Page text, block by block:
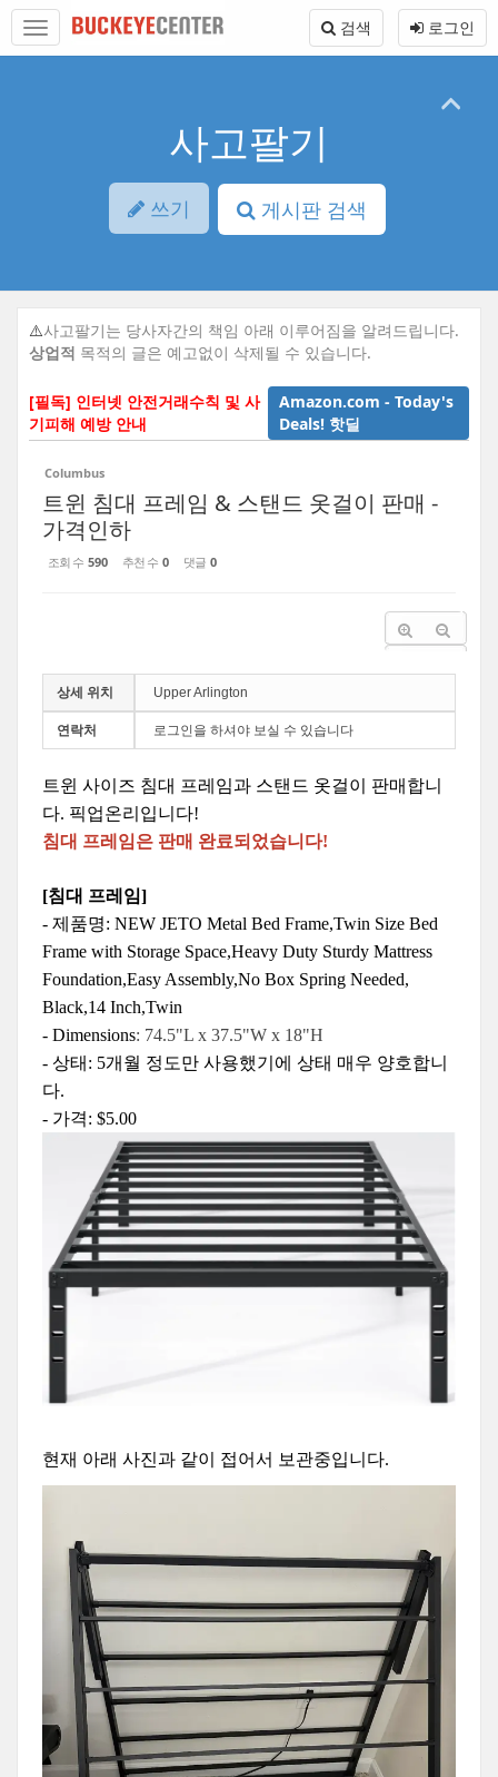
본
바
메
토
로그인
검색
사고팔기
쓰기 게시판 검색
⚠️사고팔기는 당사자간의 책임 아래 이루어짐을 알려드립니다.
상업적 목적의 글은 예고없이 삭제될 수 있습니다.
[필독] 인터넷 안전거래수칙 및 사
기피해 예방 안내
Amazon.com - Today's
Deals! 핫딜
Columbus
트윈 침대 프레임 & 스탠드 옷걸이 판매 -
가격인하
조회 수 590 추천 수 0 댓글 0
상세 위치 Upper Arlington
연락처 로그인을 하셔야 보실 수 있습니다
트윈 사이즈 침대 프레임과 스탠드 옷걸이
판매합니
다. 픽업온리입니다!
침대 프레임은 판매 완료되었습니다!
[침대 프레임]
- 제품명: NEW JETO Metal Bed Frame,Twin Size Bed
Frame with Storage Space,Heavy Duty Sturdy Mattress
Foundation,Easy Assembly,No Box Spring Needed,
Black,14 Inch,Twin
- Dimensions: 74.5"L x 37.5"W x 18"H
- 상태 : 5개월 정도만 사용했기에 상태 매우 양호합니
다.
- 가격: $5.00
현재 아래 사진과 같이 접어서 보관중입니다.